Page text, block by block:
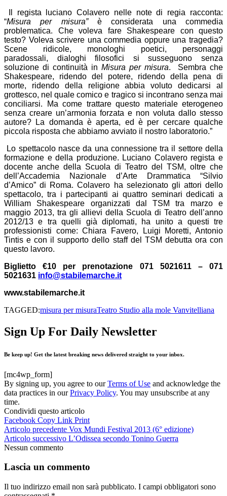
Il regista luciano Colavero nelle note di regia racconta:
“Misura per misura”è considerata una commedia
problematica. Che voleva fare Shakespeare con questo
testo? Voleva scrivere una commedia oppure una tragedia?
Scene ridicole, monologhi poetici, personaggi
paradossali, dialoghi filosofici si susseguono senza
soluzione di continuità in Misura per misura. Sembra che
Shakespeare, ridendo del potere, ridendo della pena di
morte, ridendo della religione abbia voluto dedicarsi al
grottesco, nel quale comico e tragico si incontrano senza mai
conciliarsi. Ma come trattare questo materiale eterogeneo
senza creare un’armonia forzata e non voluta dallo stesso
autore? La domanda è aperta, ed è per cercare qualche
piccola risposta che abbiamo avviato il nostro laboratorio.”
Lo spettacolo nasce da una connessione tra il settore della
formazione e della produzione. Luciano Colavero regista e
docente anche della Scuola di Teatro del TSM, oltre che
dell’Accademia Nazionale d’Arte Drammatica “Silvio
d’Amico” di Roma. Colavero ha selezionato gli attori dello
spettacolo, tra i partecipanti ai quattro seminari dedicati a
William Shakespeare organizzati dal TSM tra marzo e
maggio 2013, tra gli allievi della Scuola di Teatro dell’anno
2012/13 e tra quelli già diplomati, ha unito a questi tre
professionisti come: Chiara Favero, Luigi Moretti, Antonio
Tintis e con il supporto dello staff del TSM debutta ora con
questo lavoro.
Biglietto €10 per prenotazione 071 5021611 – 071
5021631 info@stabilemarche.it
www.stabilemarche.it
TAGGED:misura per misuraTeatro Studio alla mole Vanvitelliana
Sign Up For Daily Newsletter
Be keep up! Get the latest breaking news delivered straight to your inbox.
[mc4wp_form]
By signing up, you agree to ourTerms of Use and acknowledge the
data practices in ourPrivacy Policy. You may unsubscribe at any
time.
Condividi questo articolo
Facebook Copy Link Print
Articolo precedente Vox Mundi Festival 2013 (6° edizione)
Articolo successivo L’Odissea secondo Tonino Guerra
Nessun commento
Lascia un commento
Il tuo indirizzo email non sarà pubblicato. I campi obbligatori sono